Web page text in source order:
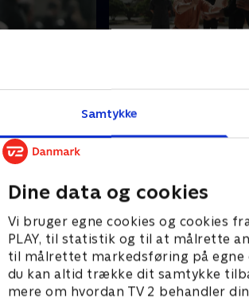
Samtykke
Dine data og cookies
Vi bruger egne cookies og cookies
PLAY, til statistik og til at målrette
til målrettet markedsføring på egne
du kan altid trække dit samtykke
mere om hvordan TV 2 behandler
smerte
medvirkende
om sig selv
medvirkende
smertefuld test. Hvor